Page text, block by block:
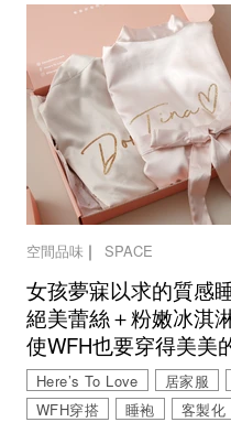
空間品味 ｜SPACE
女孩夢寐以求的質感睡
絕美蕾絲＋粉嫩冰淇
使WFH也要穿得美美
Here’s To Love 居家服
WFH穿搭
睡袍 客製化